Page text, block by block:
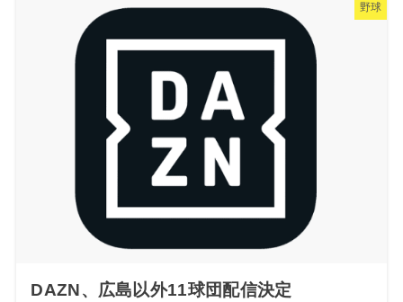
野球
DAZN、広島以外11球団配信決定